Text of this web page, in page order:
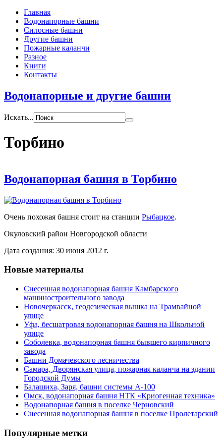
Главная
Водонапорные башни
Силосные башни
Другие башни
Пожарные каланчи
Разное
Книги
Контакты
Водонапорные и другие башни
Искать...
Торбино
Водонапорная башня в Торбино
Очень похожая башня стоит на станции Рыбацкое.
Окуловский район Новгородской области
Дата создания: 30 июня 2012 г.
Новые материалы
Снесенная водонапорная башня Камбарского
машиностроительного завода
Новочеркасск, геодезическая вышка на Трамвайной
улице
Уфа, бесшатровая водонапорная башня на Школьной
улице
Соболевка, водонапорная башня бывшего кирпичного
завода
Башни Домачевского лесничества
Самара, Дворянская улица, пожарная каланча на здании
Городской Думы
Балашиха, Заря, башни системы А-100
Омск, водонапорная башня НТК «Криогенная техника»
Водонапорная башня в поселке Черновский
Снесенная водонапорная башня в поселке Пролетарский
Популярные метки